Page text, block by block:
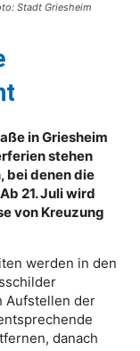
Stadt Griesheim
inGriesheim
stehen
bei denen die
21. Juli wird
von Kreuzung
werden in den
Aufstellen der
danach